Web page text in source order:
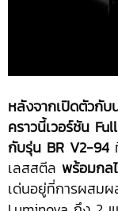
หลังจากเปิดตัวกั
คราวนี้เวอร์ชัน
กับรุ่น BR V2-94
เลสสตีล พร้อมกล
เด่นอยู่ที่การผสมผ